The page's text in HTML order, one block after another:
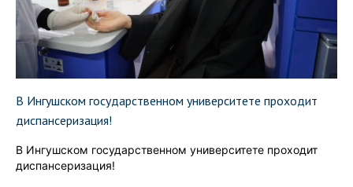
В Ингушском государственном университете проходит
диспансеризация!
В Ингушском государственном университете проходит
диспансеризация!